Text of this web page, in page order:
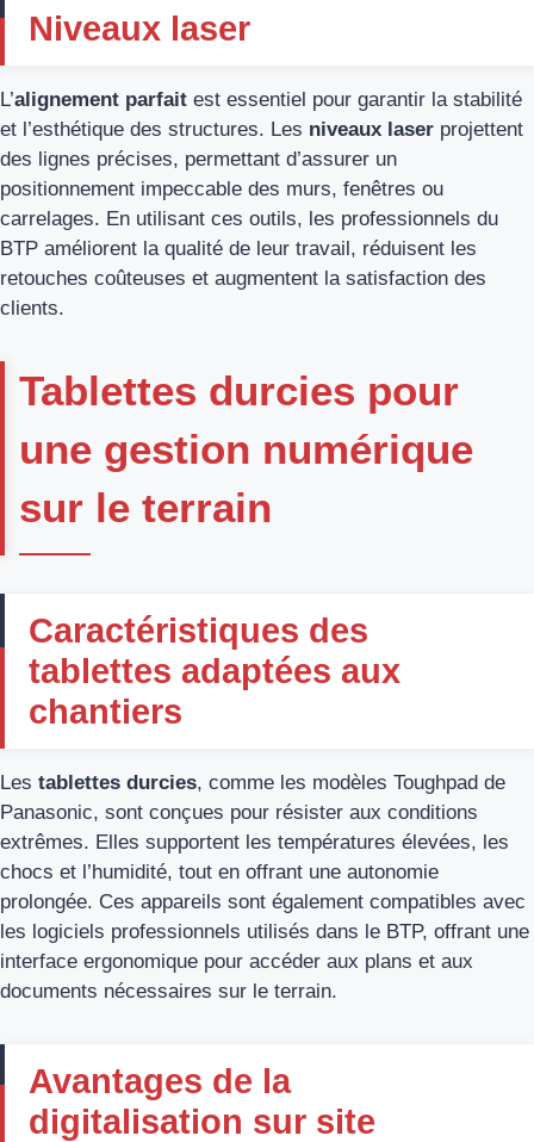
Niveaux laser
L’alignement parfait est essentiel pour garantir la stabilité
et l’esthétique des structures. Les niveaux laser projettent
des lignes précises, permettant d’assurer un
positionnement impeccable des murs, fenêtres ou
carrelages. En utilisant ces outils, les professionnels du
BTP améliorent la qualité de leur travail, réduisent les
retouches coûteuses et augmentent la satisfaction des
clients.
Tablettes durcies pour
une gestion numérique
sur le terrain
Caractéristiques des
tablettes adaptées aux
chantiers
Les tablettes durcies, comme les modèles Toughpad de
Panasonic, sont conçues pour résister aux conditions
extrêmes. Elles supportent les températures élevées, les
chocs et l’humidité, tout en offrant une autonomie
prolongée. Ces appareils sont également compatibles avec
les logiciels professionnels utilisés dans le BTP, offrant une
interface ergonomique pour accéder aux plans et aux
documents nécessaires sur le terrain.
Avantages de la
digitalisation sur site